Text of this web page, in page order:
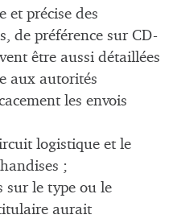
et précise des
de préférence sur CD-
être aussi détaillées
aux autorités
les envois
logistique et le
;
sur le type ou le
aurait